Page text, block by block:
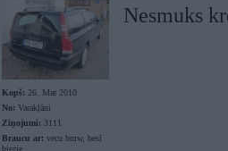
Kopš: 26. Mar 2010
No: Varakļāni
Ziņojumi: 3111
Braucu ar: vecu bmw, besī
biezie
Nesmuks